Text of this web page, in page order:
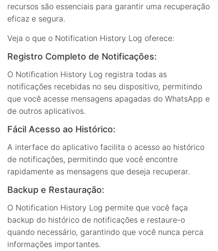
recursos são essenciais para garantir uma recuperação
eficaz e segura.
Veja o que o Notification History Log oferece:
Registro Completo de Notificações:
O Notification History Log registra todas as
notificações recebidas no seu dispositivo, permitindo
que você acesse mensagens apagadas do WhatsApp e
de outros aplicativos.
Fácil Acesso ao Histórico:
A interface do aplicativo facilita o acesso ao histórico
de notificações, permitindo que você encontre
rapidamente as mensagens que deseja recuperar.
Backup e Restauração:
O Notification History Log permite que você faça
backup do histórico de notificações e restaure-o
quando necessário, garantindo que você nunca perca
informações importantes.